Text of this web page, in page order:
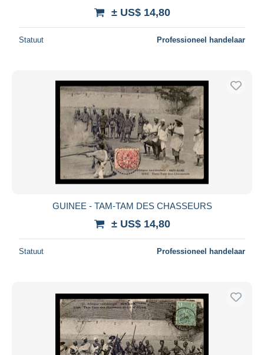
± US$ 14,80
Statuut Professioneel handelaar
GUINEE - TAM-TAM DES CHASSEURS
± US$ 14,80
Statuut Professioneel handelaar